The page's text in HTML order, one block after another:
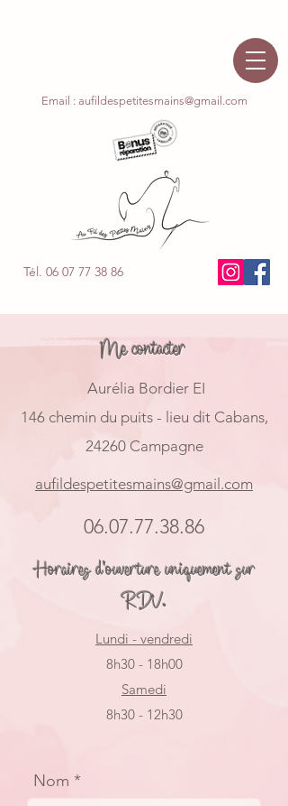
Email : aufildespetitesmains@gmail.com
Tél. 06 07 77 38 86
Me contacter
Aurélia Bordier EI
146 chemin du puits - lieu dit Cabans,
24260 Campagne
aufildespetitesmains@gmail.com
06.07.77.38.86
Horaires d'ouverture uniquement sur
RDV.
Lundi - vendredi
8h30 - 18h00
Samedi
8h30 - 12h30
Nom